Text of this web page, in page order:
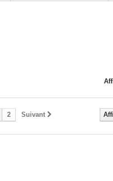
2 Suivant